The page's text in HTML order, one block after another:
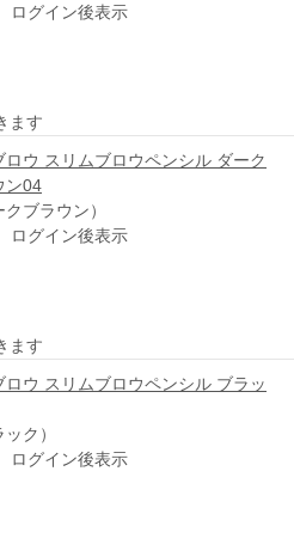
ログイン後表示
ます
ロウ スリムブロウペンシル ダーク
ン04
クブラウン）
ログイン後表示
ます
ロウ スリムブロウペンシル ブラッ
ック）
ログイン後表示